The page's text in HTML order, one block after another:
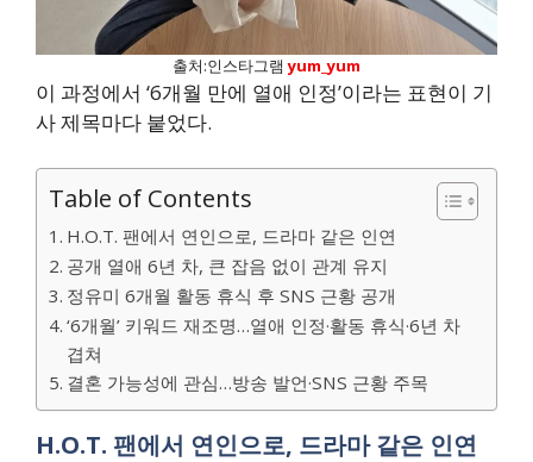
출처:인스타그램yum_yum
이 과정에서 ‘6개월 만에 열애 인정’이라는 표현이 기
사 제목마다 붙었다.
Table of Contents
H.O.T. 팬에서 연인으로, 드라마 같은 인연
공개 열애 6년 차, 큰 잡음 없이 관계 유지
정유미 6개월 활동 휴식 후 SNS 근황 공개
‘6개월’ 키워드 재조명…열애 인정·활동 휴식·6년 차
겹쳐
결혼 가능성에 관심…방송 발언·SNS 근황 주목
H.O.T. 팬에서 연인으로, 드라마 같은 인연